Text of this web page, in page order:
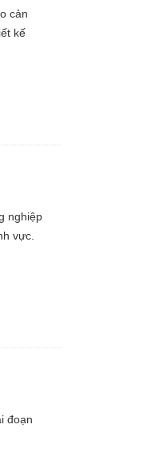
cản
kế
nghiệp
vực.
đoạn